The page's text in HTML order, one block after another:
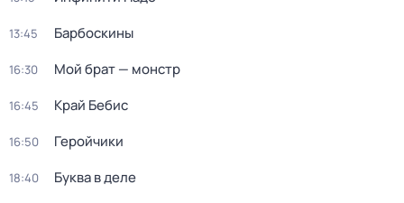
13:45 Барбоскины
16:30 Мой брат — монстр
16:45 Край Бебис
16:50 Геройчики
18:40 Буква в деле